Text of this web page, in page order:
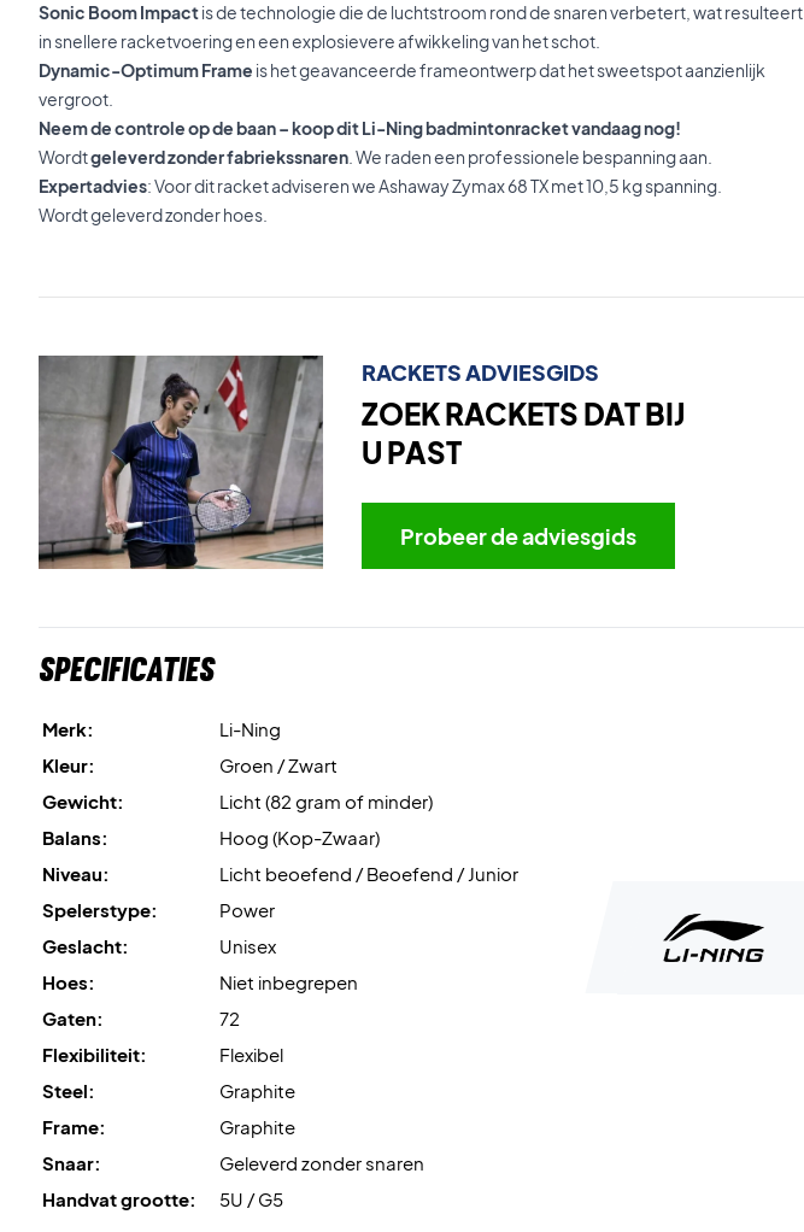
Sonic Boom Impactis de technologie die de luchtstroom rond de snaren verbetert, wat resulteert
in snellere racketvoering en een explosievere afwikkeling van het schot.
Dynamic-Optimum Frame is het geavanceerde frameontwerp dat het sweetspot aanzienlijk
vergroot.
Neem de controle op de baan – koop dit Li-Ning badmintonracket vandaag nog!
Wordtgeleverd zonder fabriekssnaren . We raden een professionele bespanning aan.
Expertadvies: Voor dit racket adviseren we Ashaway Zymax 68 TX met 10,5 kg spanning.
Wordt geleverd zonder hoes.
RACKETS ADVIESGIDS
ZOEK RACKETS DAT BIJ
U PAST
Probeer de adviesgids
Specificaties
Merk:
Li-Ning
Kleur:
Groen / Zwart
Gewicht:
Licht (82 gram of minder)
Balans:
Hoog (Kop-Zwaar)
Niveau:
Licht beoefend / Beoefend / Junior
Spelerstype:
Power
Geslacht:
Unisex
Hoes:
Niet inbegrepen
Gaten:
72
Flexibiliteit:
Flexibel
Steel:
Graphite
Frame:
Graphite
Snaar:
Geleverd zonder snaren
Handvat grootte:
5U / G5